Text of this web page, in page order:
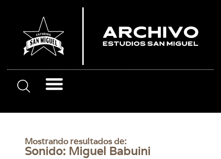
Mostrando resultados de:
Sonido: Miguel Babuini